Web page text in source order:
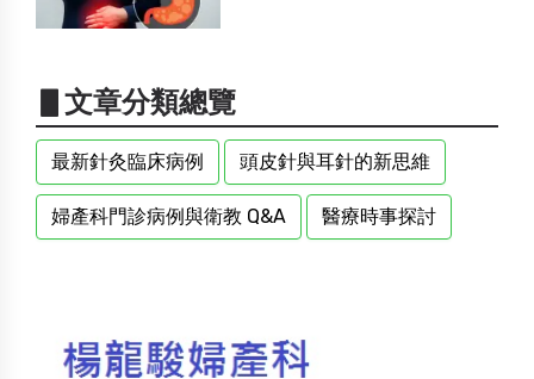
▋文章分類總覽
最新針灸臨床病例 頭皮針與耳針的新思維
婦產科門診病例與衛教 Q&A 醫療時事探討